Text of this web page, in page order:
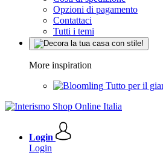
Opzioni di pagamento
Contattaci
Tutti i temi
More inspiration
Tutto per il
Login
Login